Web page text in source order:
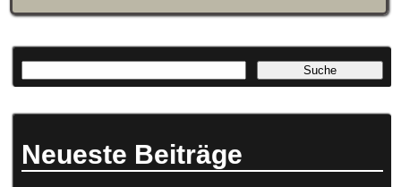
Neueste Beiträge